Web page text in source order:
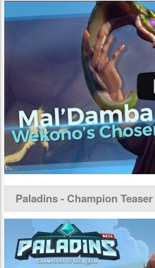
Paladins - Champion